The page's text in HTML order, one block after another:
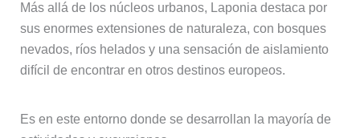
Más allá de los núcleos urbanos, Laponia destaca por
sus enormes extensiones de naturaleza, con bosques
nevados, ríos helados y una sensación de aislamiento
difícil de encontrar en otros destinos europeos.
Es en este entorno donde se desarrollan la mayoría de